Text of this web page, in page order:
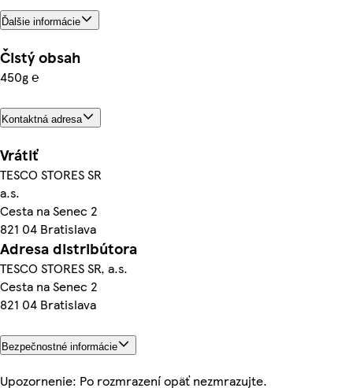
Ďalšie informácie
Čistý obsah
450g ℮
Kontaktná adresa
Vrátiť
TESCO STORES SR
a.s.
Cesta na Senec 2
821 04 Bratislava
Adresa distribútora
TESCO STORES SR, a.s.
Cesta na Senec 2
821 04 Bratislava
Bezpečnostné informácie
Upozornenie: Po rozmrazení opäť nezmrazujte.